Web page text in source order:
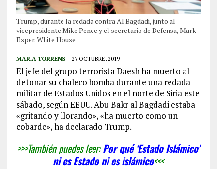
Trump, durante la redada contra Al Bagdadi, junto al
vicepresidente Mike Pence y el secretario de Defensa, Mark
Esper. White House
MARIA TORRENS 27 OCTUBRE, 2019
El jefe del grupo terrorista Daesh ha muerto al
detonar su chaleco bomba durante una redada
militar de Estados Unidos en el norte de Siria este
sábado, según EEUU. Abu Bakr al Bagdadi estaba
«gritando y llorando», «ha muerto como un
cobarde», ha declarado Trump.
>>>También puedes leer:Por qué ‘Estado Islámico’
ni es Estado ni es islámico<<<